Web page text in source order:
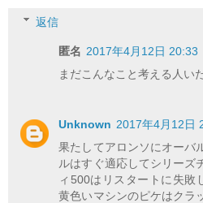
返信
匿名 2017年4月12日 20:33
まだこんなこと考える人い
Unknown 2017年4月12日
果たしてアロンソにオーバ
ルはすぐ適応してシリーズ
ィ500はリスタートに失敗
黄色いマシンのピケはクラ